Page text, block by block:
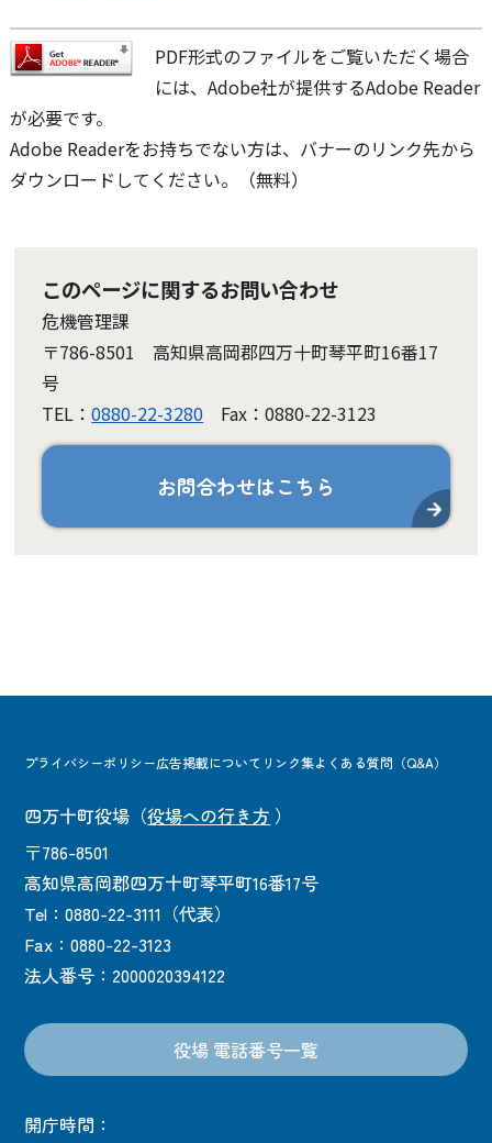
PDF形式のファイルをご覧いただく場合
には、Adobe社が提供するAdobe Reader
が必要です。
Adobe Readerをお持ちでない方は、バナーのリンク先から
ダウンロードしてください。（無料）
このページに関するお問い合わせ
危機管理課
〒786-8501 高知県高岡郡四万十町琴平町16番17
号
TEL：0880-22-3280 Fax：0880-22-3123
お問合わせはこちら
プライバシーポリシー広告掲載について リンク集よくある質問（Q&A）
四万十町役場 （役場への行き方 ）
〒786-8501
高知県高岡郡四万十町琴平町16番17号
Tel：0880-22-3111（代表）
Fax：0880-22-3123
法人番号：2000020394122
役場 電話番号一覧
開庁時間：